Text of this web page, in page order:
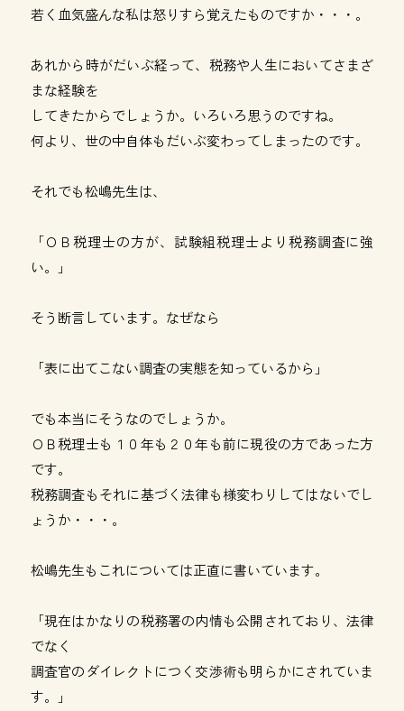
若く血気盛んな私は怒りすら覚えたものですか・・・。
あれから時がだいぶ経って、税務や人生においてさまざ
まな経験を
してきたからでしょうか。いろいろ思うのですね。
何より、世の中自体もだいぶ変わってしまったのです。
それでも松嶋先生は、
「ＯＢ税理士の方が、試験組税理士より税務調査に強
い。」
そう断言しています。なぜなら
「表に出てこない調査の実態を知っているから」
でも本当にそうなのでしょうか。
ＯＢ税理士も１０年も２０年も前に現役の方であった方
です。
税務調査もそれに基づく法律も様変わりしてはないでし
ょうか・・・。
松嶋先生もこれについては正直に書いています。
「現在はかなりの税務署の内情も公開されており、法律
でなく
調査官のダイレクトにつく交渉術も明らかにされていま
す。」